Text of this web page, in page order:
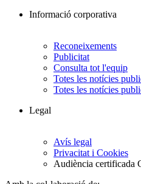
Informació corporativa
Reconeixements
Publicitat
Consulta tot l'equip
Totes les notícies
Totes les notícies
Legal
Avís legal
Privacitat i Cookies
Audiència certificada